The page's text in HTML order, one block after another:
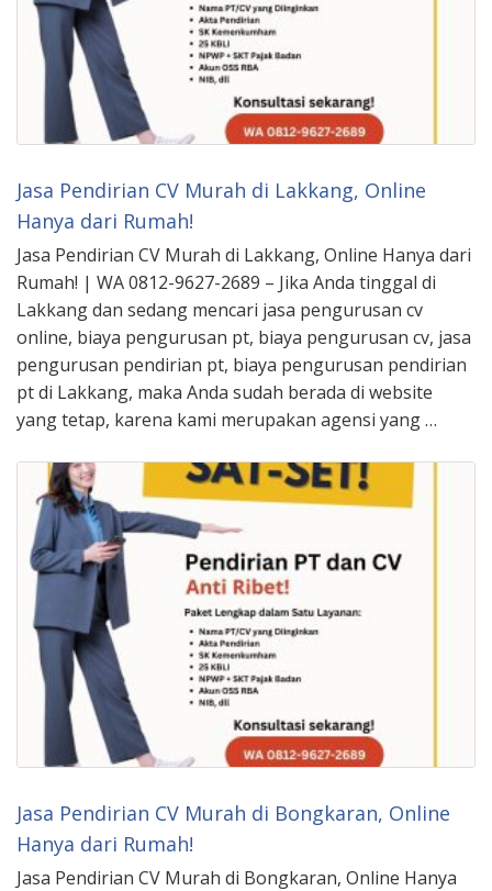
Jasa Pendirian CV Murah di Lakkang, Online
Hanya dari Rumah!
Jasa Pendirian CV Murah di Lakkang, Online Hanya dari
Rumah! | WA 0812-9627-2689 – Jika Anda tinggal di
Lakkang dan sedang mencari jasa pengurusan cv
online, biaya pengurusan pt, biaya pengurusan cv, jasa
pengurusan pendirian pt, biaya pengurusan pendirian
pt di Lakkang, maka Anda sudah berada di website
yang tetap, karena kami merupakan agensi yang …
Jasa Pendirian CV Murah di Bongkaran, Online
Hanya dari Rumah!
Jasa Pendirian CV Murah di Bongkaran, Online Hanya